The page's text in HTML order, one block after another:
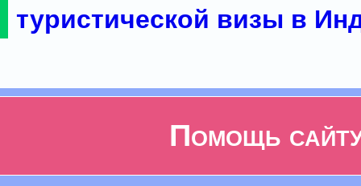
туристической визы в
Помощь